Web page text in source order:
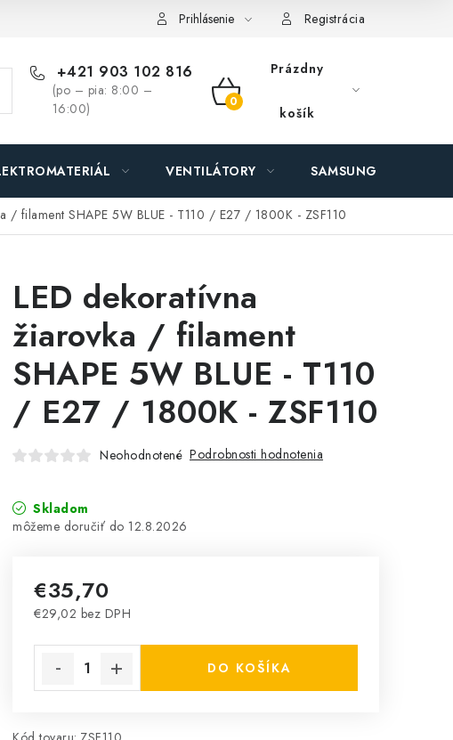
O nás - MEGALED & JANTON Zákamenné Zľavy pre profíkov
Prihlásenie Registrácia
+421 903 102 816
(po – pia: 8:00 –
16:00)
NÁKUPNÝ
KOŠÍK
Prázdny
košík
VENTILÁTORY SAMSUNG SVIETIDLÁ
/ filament SHAPE 5W BLUE - T110 / E27 / 1800K - ZSF110
LED dekoratívna
žiarovka / filament
SHAPE 5W BLUE - T110
/ E27 / 1800K - ZSF110
Neohodnotené Podrobnosti hodnotenia
Skladom
12.8.2026
€35,70
€29,02 bez DPH
DO KOŠÍKA